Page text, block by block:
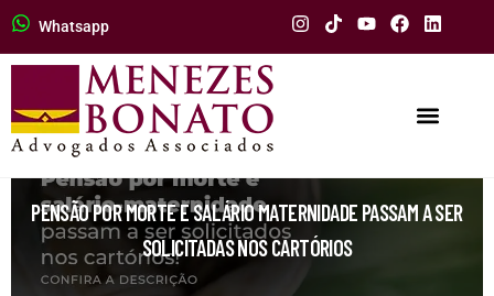
Whatsapp
PENSÃO POR MORTE E SALÁRIO MATERNIDADE PASSAM A SER
SOLICITADAS NOS CARTÓRIOS